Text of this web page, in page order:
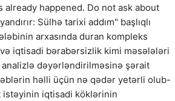
happened. Do not ask about
Sülhə tarixi addım" başlıqlı
arxasında duran kompleks
iqtisadi bərabərsizlik kimi məsələləri
analizlə dəyərləndirilməsinə şərait
həlli üçün nə qədər yetərli olub-
istəyinin iqtisadi köklərinin